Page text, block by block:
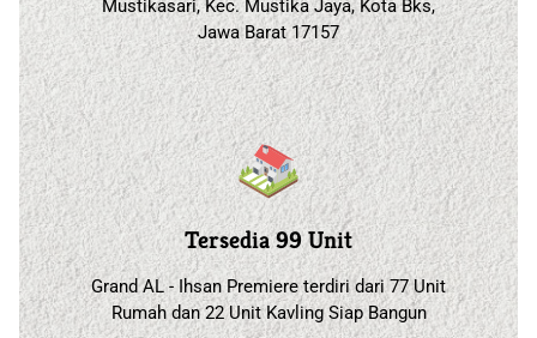
Mustikasari, Kec. Mustika Jaya, Kota Bks,
Jawa Barat 17157
Tersedia 99 Unit
Grand AL - Ihsan Premiere terdiri dari 77 Unit
Rumah dan 22 Unit Kavling Siap Bangun